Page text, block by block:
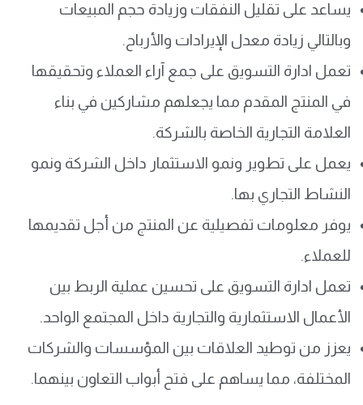
يساعد على تقليل النفقات وزيادة حجم المبيعات
وبالتالي زيادة معدل الإيرادات والأرباح.
تعمل ادارة التسويق على جمع آراء العملاء وتحقيقها
في المنتج المقدم مما يجعلهم مشاركين في بناء
العلامة التجارية الخاصة بالشركة.
يعمل على تطوير ونمو الاستثمار داخل الشركة ونمو
النشاط التجاري بها.
يوفر معلومات تفصيلية عن المنتج من أجل تقديمها
للعملاء.
تعمل ادارة التسويق على تحسين عملية الربط بين
الأعمال الاستثمارية والتجارية داخل المجتمع الواحد.
يعزز من توطيد العلاقات بين المؤسسات والشركات
المختلفة، مما يساهم على فتح أبواب التعاون بينهما.